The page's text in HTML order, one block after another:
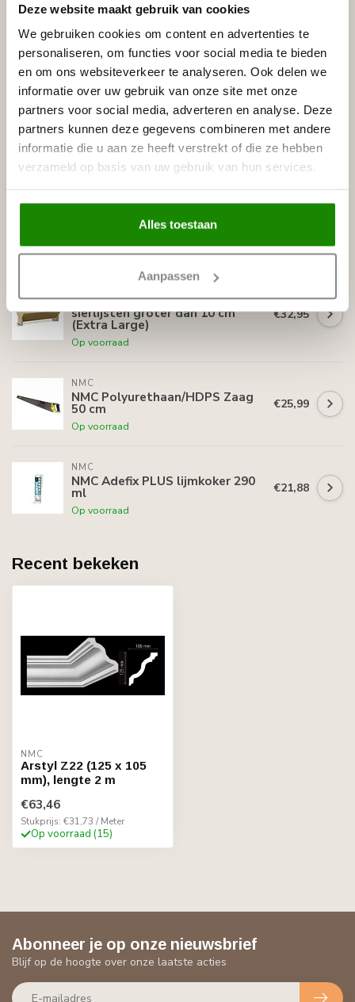
Deze website maakt gebruik van cookies
We gebruiken cookies om content en advertenties te
personaliseren, om functies voor social media te bieden
en om ons websiteverkeer te analyseren. Ook delen we
informatie over uw gebruik van onze site met onze
partners voor social media, adverteren en analyse. Deze
partners kunnen deze gegevens combineren met andere
informatie die u aan ze heeft verstrekt of die ze hebben
verzameld op basis van uw gebruik van hun services.
Alles toestaan
Aanpassen
Producttype Plafondlijsten
Specificaties
Leverancier
Tags
NMC Adefix lijmkoker 310 ml
Op voorraad
NMC Verstekbak MDF voor
sierlijsten groter dan 10 cm
(Extra Large)
Op voorraad
€32,95
NMC
NMC Polyurethaan/HDPS Zaag
50 cm
Op voorraad
€25,99
NMC
NMC Adefix PLUS lijmkoker 290
ml
Op voorraad
€21,88
Recent bekeken
NMC
Arstyl Z22 (125 x 105
mm), lengte 2 m
€63,46
Stukprijs: €31,73 / Meter
Op voorraad (15)
Abonneer je op onze nieuwsbrief
Blijf op de hoogte over onze laatste acties